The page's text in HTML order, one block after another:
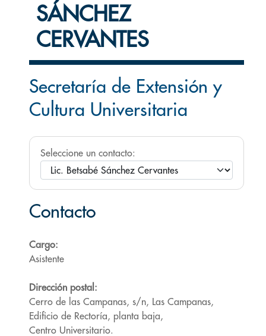
SÁNCHEZ
CERVANTES
Secretaría de Extensión y
Cultura Universitaria
Seleccione un contacto:
Contacto
Cargo:
Asistente
Dirección postal:
Cerro de las Campanas, s/n, Las Campanas,
Edificio de Rectoría, planta baja,
Centro Universitario.